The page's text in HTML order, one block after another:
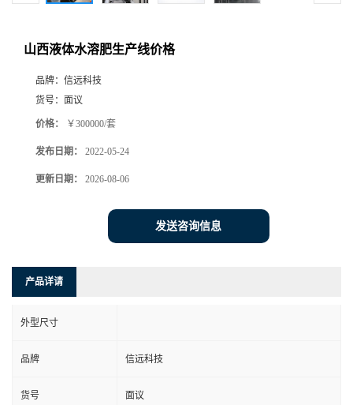
山西液体水溶肥生产线价格
品牌： 信远科技
货号： 面议
价格： ￥300000/套
发布日期： 2022-05-24
更新日期： 2026-08-06
发送咨询信息
产品详请
外型尺寸
品牌 信远科技
货号 面议